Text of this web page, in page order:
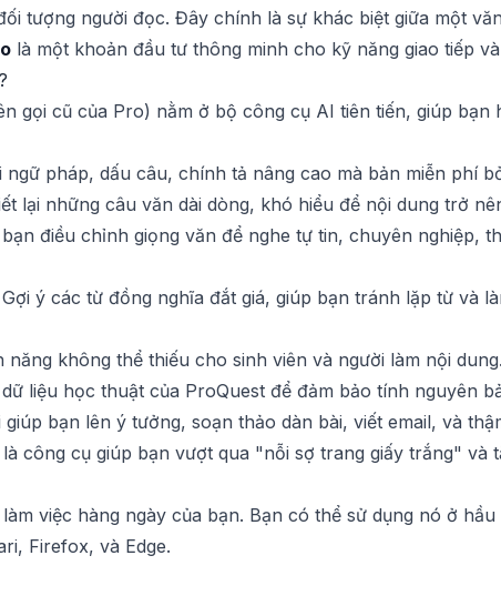
tượng người đọc. Đây chính là sự khác biệt giữa một
là một khoản đầu tư thông minh cho kỹ năng giao tiếp
gọi cũ của Pro) nằm ở bộ công cụ AI tiên tiến, giúp bạn
pháp, dấu câu, chính tả nâng cao mà bản miễn phí
lại những câu văn dài dòng, khó hiểu để nội dung trở
điều chỉnh giọng văn để nghe tự tin, chuyên nghiệp,
Gợi ý các từ đồng nghĩa đắt giá, giúp bạn tránh lặp từ và
năng không thể thiếu cho sinh viên và người làm nội
liệu học thuật của ProQuest để đảm bảo tính nguyên
bạn lên ý tưởng, soạn thảo dàn bài, viết email, và
công cụ giúp bạn vượt qua "nỗi sợ trang giấy trắng" và
việc hàng ngày của bạn. Bạn có thể sử dụng nó ở hầu
Firefox, và Edge.